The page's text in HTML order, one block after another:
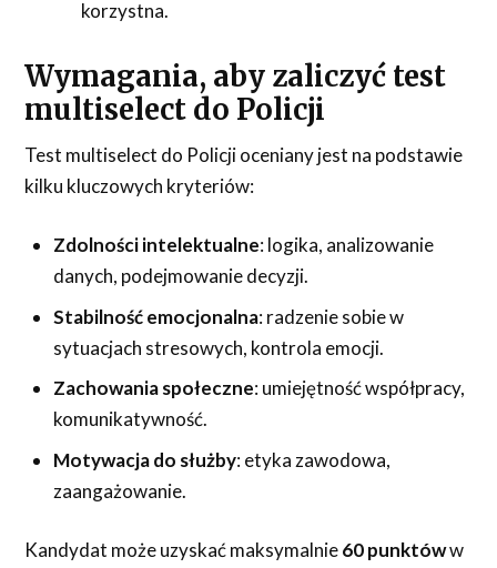
korzystna.
Wymagania, aby zaliczyć test
multiselect do Policji
Test multiselect do Policji oceniany jest na podstawie
kilku kluczowych kryteriów:
Zdolności intelektualne: logika, analizowanie
danych, podejmowanie decyzji.
Stabilność emocjonalna: radzenie sobie w
sytuacjach stresowych, kontrola emocji.
Zachowania społeczne: umiejętność współpracy,
komunikatywność.
Motywacja do służby: etyka zawodowa,
zaangażowanie.
Kandydat może uzyskać maksymalnie60 punktóww